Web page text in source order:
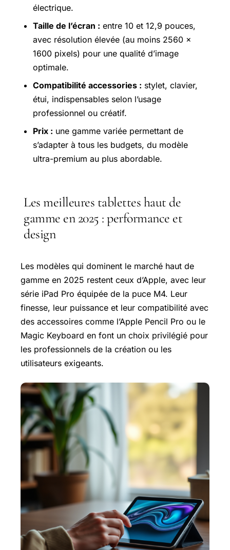
électrique.
Taille de l’écran : entre 10 et 12,9 pouces,
avec résolution élevée (au moins 2560 x
1600 pixels) pour une qualité d’image
optimale.
Compatibilité accessories : stylet, clavier,
étui, indispensables selon l’usage
professionnel ou créatif.
Prix : une gamme variée permettant de
s’adapter à tous les budgets, du modèle
ultra-premium au plus abordable.
Les meilleures tablettes haut de
gamme en 2025 : performance et
design
Les modèles qui dominent le marché haut de
gamme en 2025 restent ceux d’Apple, avec leur
série iPad Pro équipée de la puce M4. Leur
finesse, leur puissance et leur compatibilité avec
des accessoires comme l’Apple Pencil Pro ou le
Magic Keyboard en font un choix privilégié pour
les professionnels de la création ou les
utilisateurs exigeants.